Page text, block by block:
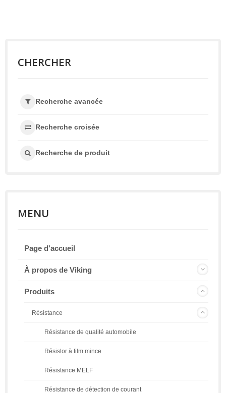
CHERCHER
Recherche avancée
Recherche croisée
Recherche de produit
MENU
Page d'accueil
À propos de Viking
Produits
Résistance
Résistance de qualité automobile
Résistor à film mince
Résistance MELF
Résistance de détection de courant